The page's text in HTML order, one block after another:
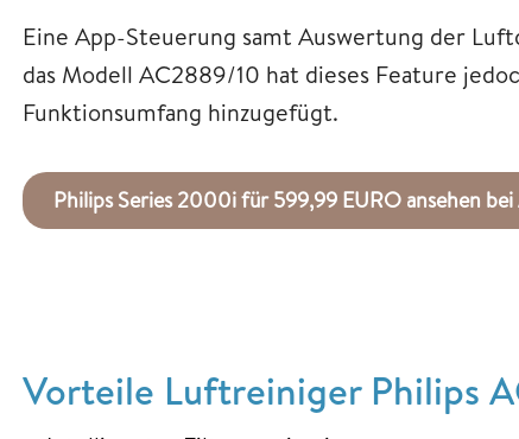
Eine App-Steuerung samt Auswertung der
das Modell AC2889/10 hat dieses Feature
Funktionsumfang hinzugefügt.
Philips Series 2000i für 599,99 EURO ansehen
Vorteile Luftreiniger Philips